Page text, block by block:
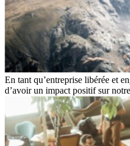
En tant qu’entreprise libérée et
d’avoir un impact positif sur